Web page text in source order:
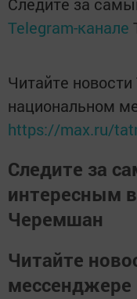
Telegram-канале
Читайте новости
национальном
https://max.ru/
Следите за
интересным в
Черемшан
Читайте
мессенджере